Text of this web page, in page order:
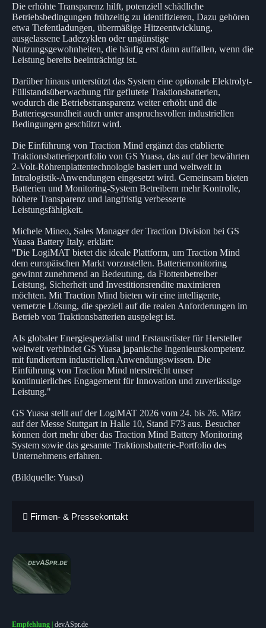
Die erhöhte Transparenz hilft, potenziell schädliche
Betriebsbedingungen frühzeitig zu identifizieren, Dazu gehören
etwa Tiefentladungen, übermäßige Hitzeentwicklung,
ausgelassene Ladezyklen oder ungünstige
Nutzungsgewohnheiten, die häufig erst dann auffallen, wenn die
Leistung bereits beeinträchtigt ist.
Darüber hinaus unterstützt das System eine optionale Elektrolyt-
Füllstandsüberwachung für geflutete Traktionsbatterien,
wodurch die Betriebstransparenz weiter erhöht und die
Batteriegesundheit auch unter anspruchsvollen industriellen
Bedingungen geschützt wird.
Die Einführung von Traction Mind ergänzt das etablierte
Traktionsbatterieportfolio von GS Yuasa, das auf der bewährten
2-Volt-Röhrenplattentechnologie basiert und weltweit in
Intralogistik-Anwendungen eingesetzt wird. Gemeinsam bieten
Batterien und Monitoring-System Betreibern mehr Kontrolle,
höhere Transparenz und langfristig verbesserte
Leistungsfähigkeit.
Michele Mineo, Sales Manager der Traction Division bei GS
Yuasa Battery Italy, erklärt:
"Die LogiMAT bietet die ideale Plattform, um Traction Mind
dem europäischen Markt vorzustellen. Batteriemonitoring
gewinnt zunehmend an Bedeutung, da Flottenbetreiber
Leistung, Sicherheit und Investitionsrendite maximieren
möchten. Mit Traction Mind bieten wir eine intelligente,
vernetzte Lösung, die speziell auf die realen Anforderungen im
Betrieb von Traktionsbatterien ausgelegt ist.
Als globaler Energiespezialist und Erstausrüster für Hersteller
weltweit verbindet GS Yuasa japanische Ingenieurskompetenz
mit fundiertem industriellen Anwendungswissen. Die
Einführung von Traction Mind nterstreicht unser
kontinuierliches Engagement für Innovation und zuverlässige
Leistung."
GS Yuasa stellt auf der LogiMAT 2026 vom 24. bis 26. März
auf der Messe Stuttgart in Halle 10, Stand F73 aus. Besucher
können dort mehr über das Traction Mind Battery Monitoring
System sowie das gesamte Traktionsbatterie-Portfolio des
Unternehmens erfahren.
(Bildquelle: Yuasa)
Firmen- & Pressekontakt
Empfehlung | devASpr.de